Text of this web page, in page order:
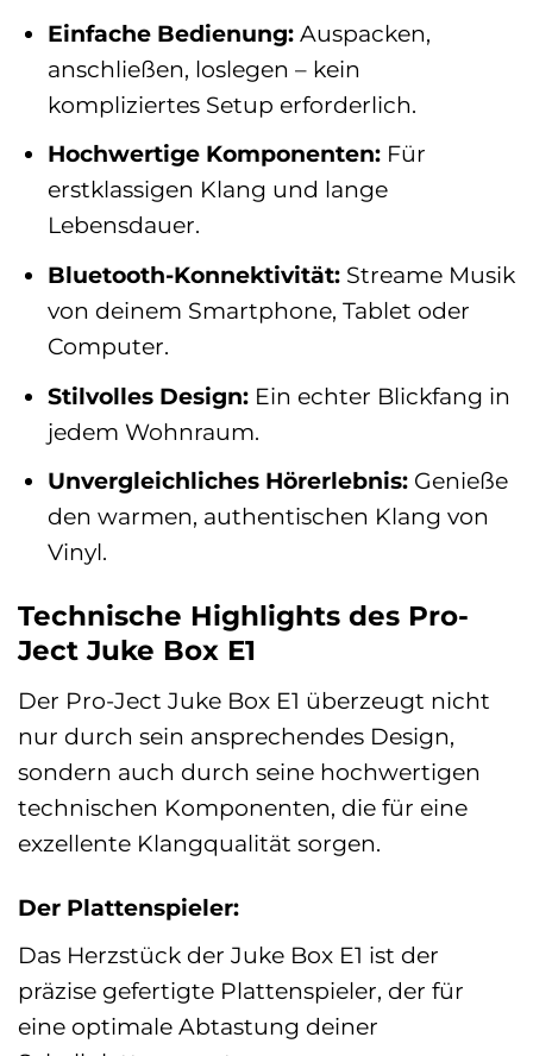
Einfache Bedienung:Auspacken,
anschließen, loslegen – kein
kompliziertes Setup erforderlich.
Hochwertige Komponenten:Für
erstklassigen Klang und lange
Lebensdauer.
Bluetooth-Konnektivität:Streame Musik
von deinem Smartphone, Tablet oder
Computer.
Stilvolles Design:Ein echter Blickfang in
jedem Wohnraum.
Unvergleichliches Hörerlebnis:Genieße
den warmen, authentischen Klang von
Vinyl.
Technische Highlights des Pro-
Ject Juke Box E1
Der Pro-Ject Juke Box E1 überzeugt nicht
nur durch sein ansprechendes Design,
sondern auch durch seine hochwertigen
technischen Komponenten, die für eine
exzellente Klangqualität sorgen.
Der Plattenspieler:
Das Herzstück der Juke Box E1 ist der
präzise gefertigte Plattenspieler, der für
eine optimale Abtastung deiner